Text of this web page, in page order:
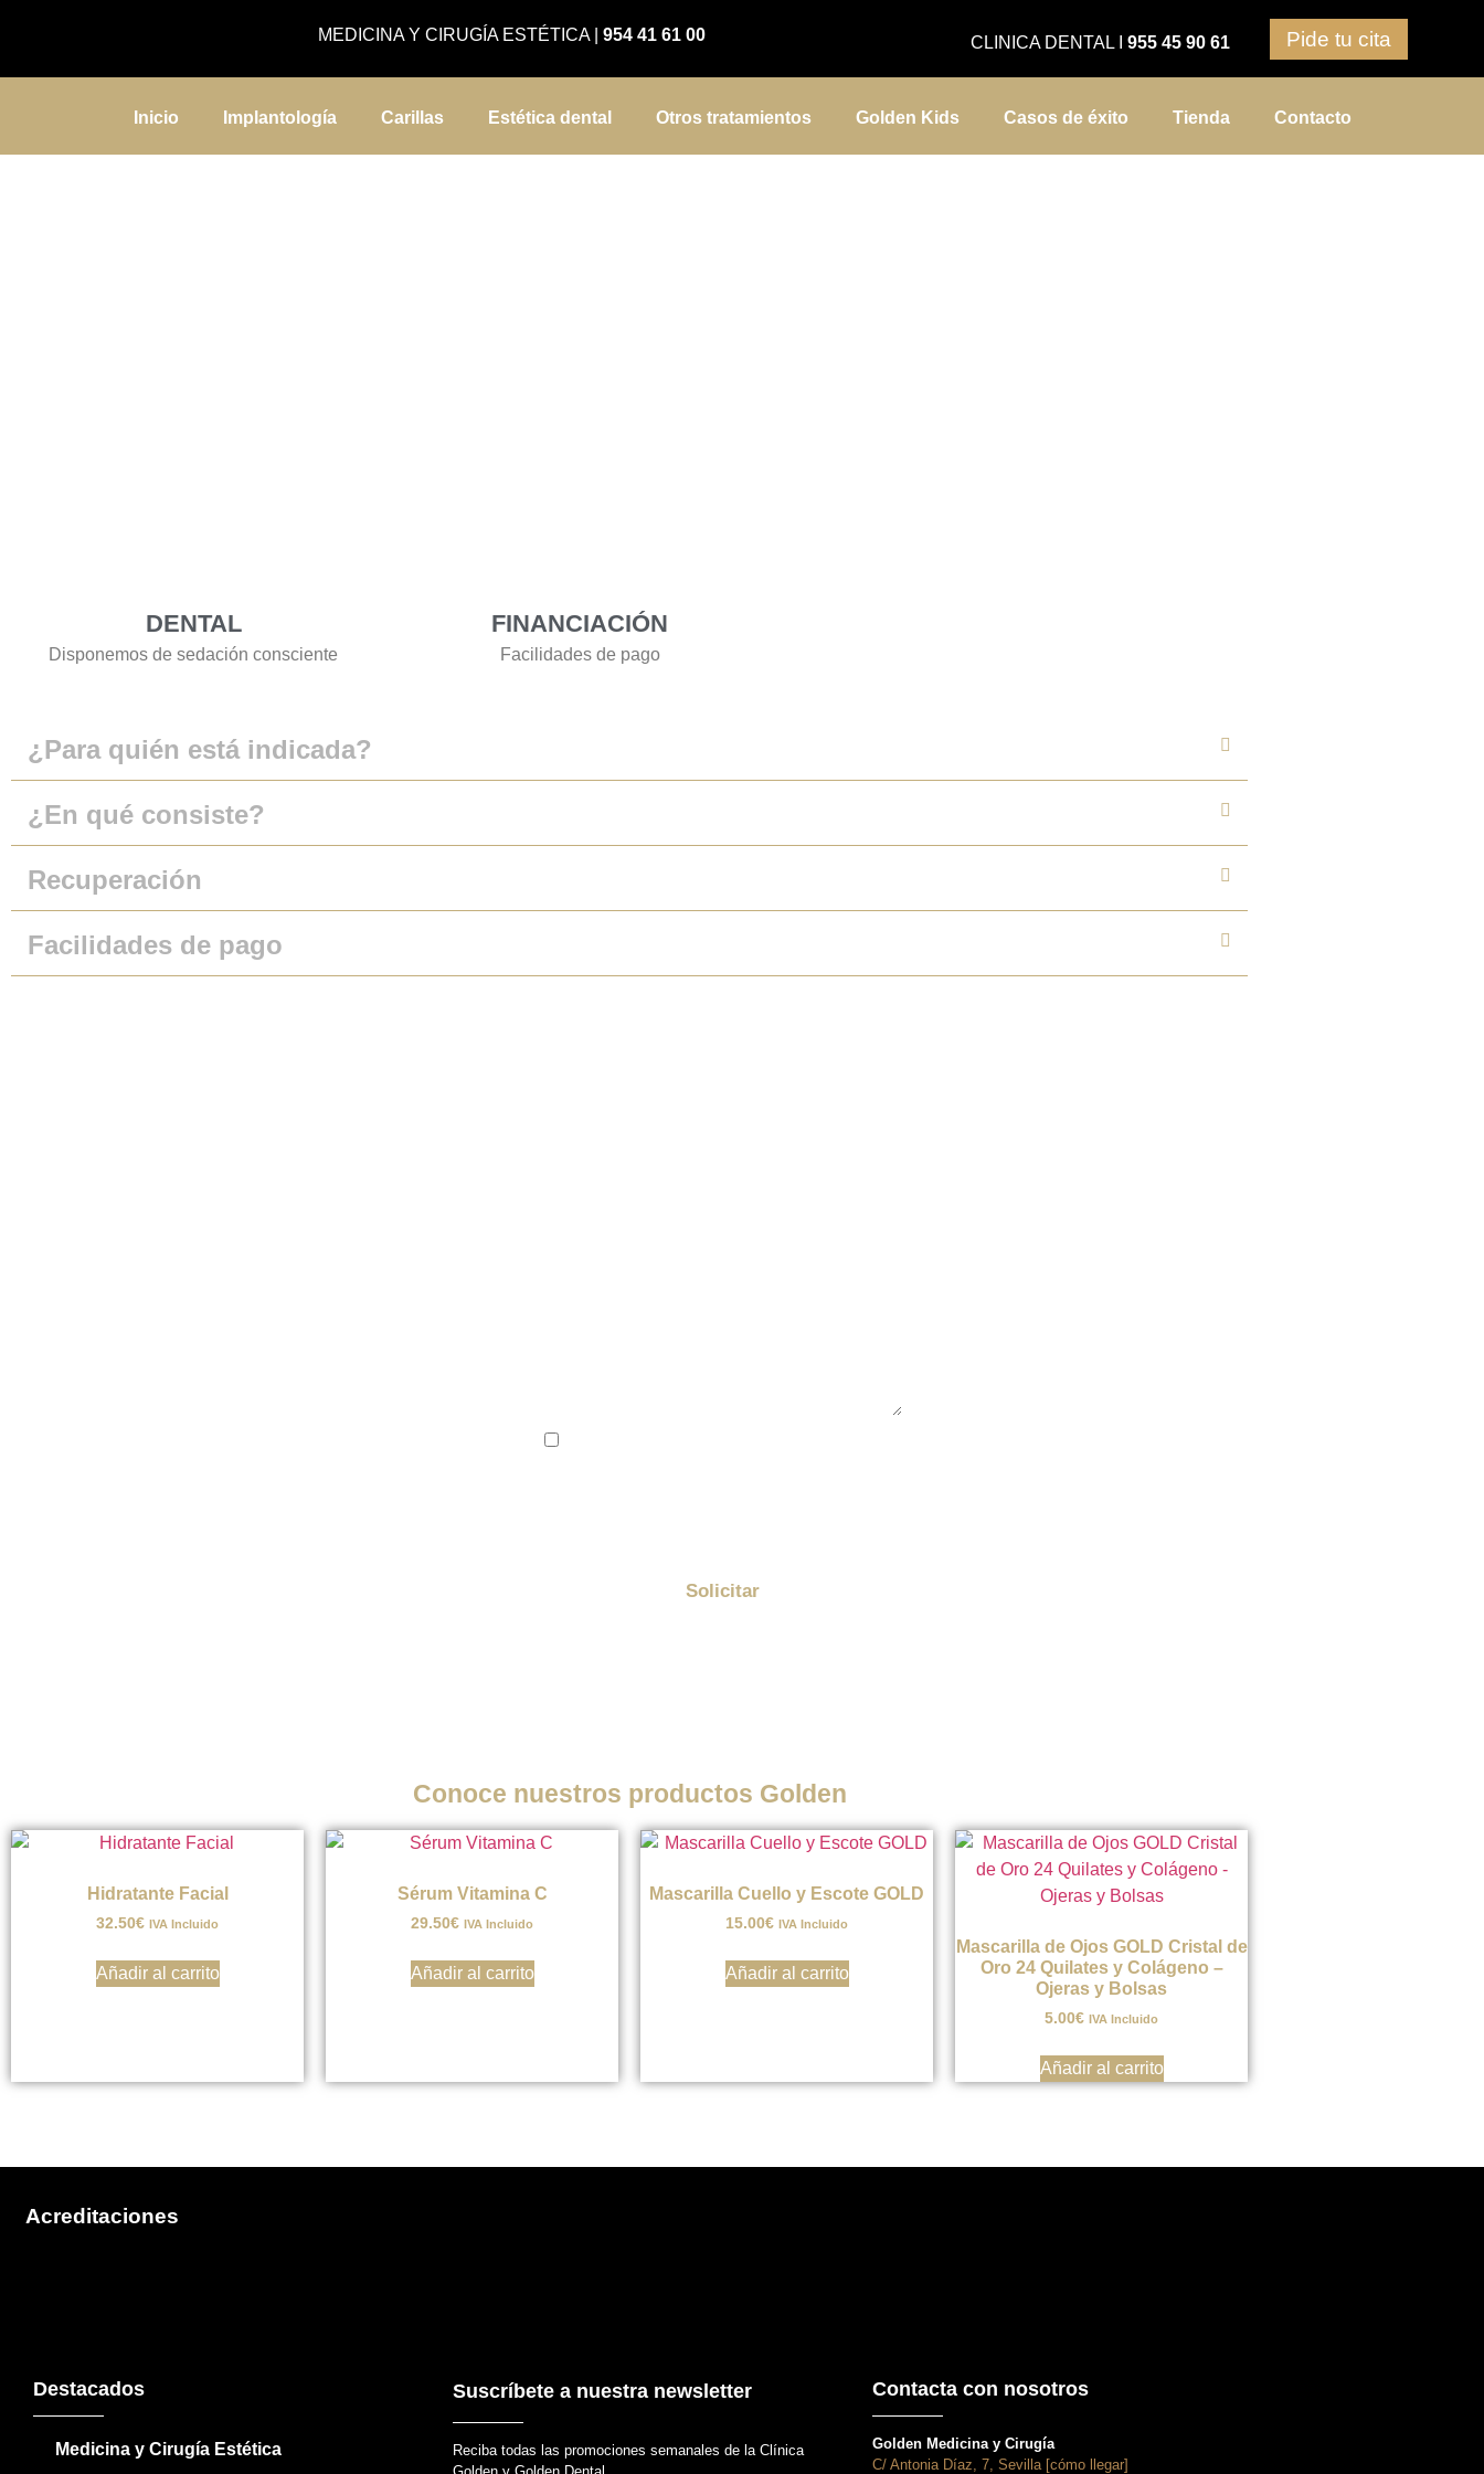
MEDICINA Y CIRUGÍA ESTÉTICA| 954 41 61 00 CLINICA DENTALI 955 45 90 61 Pide tu cita
Inicio Implantología Carillas Estética dental Otros tratamientos Golden Kids Casos de éxito Tienda Contacto
DENTAL
Disponemos de sedación consciente
FINANCIACIÓN
Facilidades de pago
¿Para quién está indicada?
¿En qué consiste?
Recuperación
Facilidades de pago
Solicitar
Conoce nuestros productos Golden
Hidratante Facial
32.50€ IVA Incluido
Añadir al carrito
Sérum Vitamina C
29.50€ IVA Incluido
Añadir al carrito
Mascarilla Cuello y Escote GOLD
15.00€ IVA Incluido
Añadir al carrito
Mascarilla de Ojos GOLD Cristal de
Oro 24 Quilates y Colágeno –
Ojeras y Bolsas
5.00€ IVA Incluido
Añadir al carrito
Acreditaciones
Destacados
Medicina y Cirugía Estética
Suscríbete a nuestra newsletter
Reciba todas las promociones semanales de la Clínica
Contacta con nosotros
Golden Medicina y Cirugía
C/ Antonia Díaz, 7, Sevilla [cómo llegar]